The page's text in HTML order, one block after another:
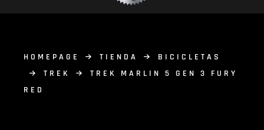
HOMEPAGE TIENDA
BICICLETAS
TREK
TREK MARLIN 5 GEN 3 FURY
RED